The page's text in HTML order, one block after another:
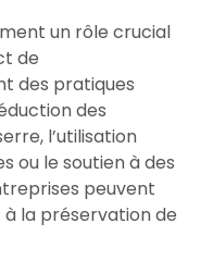
un rôle crucial
de
des pratiques
des
l’utilisation
ou le soutien à des
peuvent
la préservation de